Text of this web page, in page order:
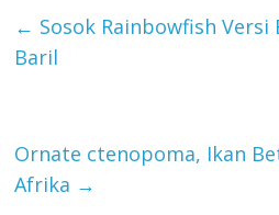
← Sosok Rainbowfish
Baril
Ornate ctenopoma, Ikan
Afrika →